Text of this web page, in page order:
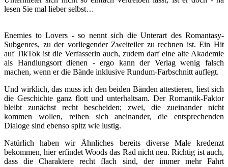
lesen Sie mal lieber selbst…
Enemies to Lovers - so nennt sich die Unterart des Romantasy-
Subgenres, zu der vorliegender Zweiteiler zu rechnen ist. Ein Hit
auf TikTok ist die Verfasserin auch, zudem darf eine alte Akademie
als Handlungsort dienen - ergo kann der Verlag wenig falsch
machen, wenn er die Bände inklusive Rundum-Farbschnitt auflegt.
Und wirklich, das muss ich den beiden Bänden attestieren, liest sich
die Geschichte ganz flott und unterhaltsam. Der Romantik-Faktor
bleibt zunächst recht bescheiden; zwei, die zueinander nicht
kommen wollen, reiben sich aneinander, die entsprechenden
Dialoge sind ebenso spitz wie lustig.
Natürlich haben wir Ähnliches bereits diverse Male kredenzt
bekommen, hier erfindet Woods das Rad nicht neu. Richtig ist auch,
dass die Charaktere recht flach sind, der immer mehr Fahrt